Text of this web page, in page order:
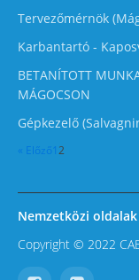
Tervezőmérnök
Karbantartó -
BETANÍTOTT
MÁGOCSON
Gépkezelő
« Előző12
Nemzetközi oldalak
Copyright © 2022